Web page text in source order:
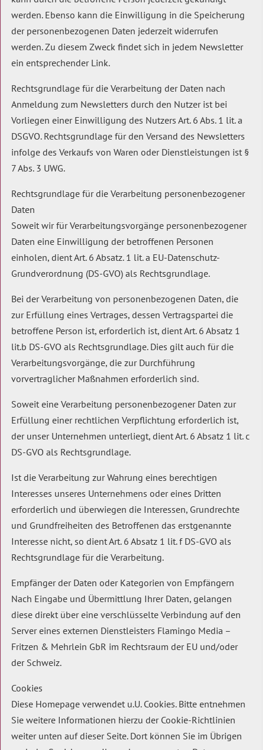
werden. Ebenso kann die Einwilligung in die Speicherung
der personenbezogenen Daten jederzeit widerrufen
werden. Zu diesem Zweck findet sich in jedem Newsletter
ein entsprechender Link.
Rechtsgrundlage für die Verarbeitung der Daten nach
Anmeldung zum Newsletters durch den Nutzer ist bei
Vorliegen einer Einwilligung des Nutzers Art. 6 Abs. 1 lit. a
DSGVO. Rechtsgrundlage für den Versand des Newsletters
infolge des Verkaufs von Waren oder Dienstleistungen ist §
7 Abs. 3 UWG.
Rechtsgrundlage für die Verarbeitung personenbezogener
Daten
Soweit wir für Verarbeitungsvorgänge personenbezogener
Daten eine Einwilligung der betroffenen Personen
einholen, dient Art. 6 Absatz. 1 lit. a EU-Datenschutz-
Grundverordnung (DS-GVO) als Rechtsgrundlage.
Bei der Verarbeitung von personenbezogenen Daten, die
zur Erfüllung eines Vertrages, dessen Vertragspartei die
betroffene Person ist, erforderlich ist, dient Art. 6 Absatz 1
lit.b DS-GVO als Rechtsgrundlage. Dies gilt auch für die
Verarbeitungsvorgänge, die zur Durchführung
vorvertraglicher Maßnahmen erforderlich sind.
Soweit eine Verarbeitung personenbezogener Daten zur
Erfüllung einer rechtlichen Verpflichtung erforderlich ist,
der unser Unternehmen unterliegt, dient Art. 6 Absatz 1 lit. c
DS-GVO als Rechtsgrundlage.
Ist die Verarbeitung zur Wahrung eines berechtigen
Interesses unseres Unternehmens oder eines Dritten
erforderlich und überwiegen die Interessen, Grundrechte
und Grundfreiheiten des Betroffenen das erstgenannte
Interesse nicht, so dient Art. 6 Absatz 1 lit. f DS-GVO als
Rechtsgrundlage für die Verarbeitung.
Empfänger der Daten oder Kategorien von Empfängern
Nach Eingabe und Übermittlung Ihrer Daten, gelangen
diese direkt über eine verschlüsselte Verbindung auf den
Server eines externen Dienstleisters Flamingo Media –
Fritzen & Mehrlein GbR im Rechtsraum der EU und/oder
der Schweiz.
Cookies
Diese Homepage verwendet u.U. Cookies. Bitte entnehmen
Sie weitere Informationen hierzu der Cookie-Richtlinien
weiter unten auf dieser Seite. Dort können Sie im Übrigen